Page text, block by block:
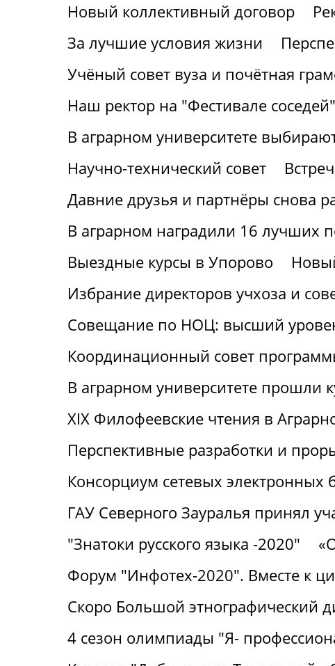
Новый коллективный договор
За лучшие условия жизни
Учёный совет вуза и почётная
Наш ректор на "Фестивале соседей"
В аграрном университете
Научно-технический совет
Давние друзья и партнёры снова
В аграрном наградили 16 лучших
Выездные курсы в Упорово
Избрание директоров учхоза и
Совещание по НОЦ: высший
Координационный совет
В аграрном университете прошли
XIX Филофеевские чтения в
Перспективные разработки и
Консорциум сетевых
ГАУ Северного Зауралья принял
"Знатоки русского языка -2020"
Форум "Инфотех-2020". Вместе к
Скоро Большой этнографический
4 сезон олимпиады "Я-